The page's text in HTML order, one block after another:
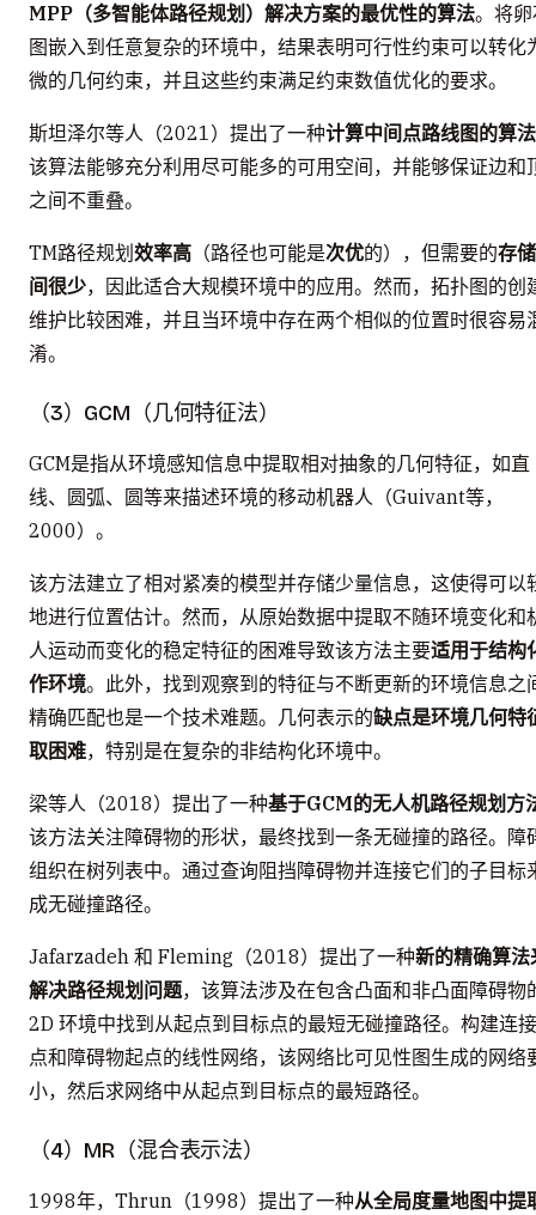
MPP（多智能体路径规划）解决方案的最优性的算法。将
图嵌入到任意复杂的环境中，结果表明可行性约束可以转化
微的几何约束，并且这些约束满足约束数值优化的要求。
斯坦泽尔等人（2021）提出了一种计算中间点路线图的算法
该算法能够充分利用尽可能多的可用空间，并能够保证边和
之间不重叠。
TM路径规划 效率高 （路径也可能是次优的），但需要的存
间很少，因此适合大规模环境中的应用。然而，拓扑图的创
维护比较困难，并且当环境中存在两个相似的位置时很容易
淆。
（3）GCM（几何特征法）
GCM是指从环境感知信息中提取相对抽象的几何特征，如直
线、圆弧、圆等来描述环境的移动机器人（Guivant等，
2000）。
该方法建立了相对紧凑的模型并存储少量信息，这使得可以
地进行位置估计。然而，从原始数据中提取不随环境变化和
人运动而变化的稳定特征的困难导致该方法主要适用于结构
作环境。此外，找到观察到的特征与不断更新的环境信息之
精确匹配也是一个技术难题。几何表示的缺点是环境几何特
取困难，特别是在复杂的非结构化环境中。
梁等人（2018）提出了一种基于GCM的无人机路径规划方
该方法关注障碍物的形状，最终找到一条无碰撞的路径。障
组织在树列表中。通过查询阻挡障碍物并连接它们的子目标
成无碰撞路径。
Jafarzadeh 和 Fleming（2018）提出了一种新的精确算法
解决路径规划问题，该算法涉及在包含凸面和非凸面障碍物
2D 环境中找到从起点到目标点的最短无碰撞路径。构建连
点和障碍物起点的线性网络，该网络比可见性图生成的网络
小，然后求网络中从起点到目标点的最短路径。
（4）MR（混合表示法）
1998年，Thrun（1998）提出了一种从全局度量地图中提